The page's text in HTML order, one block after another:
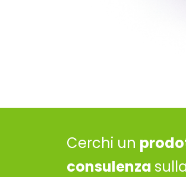
Cerchi un
consulenza